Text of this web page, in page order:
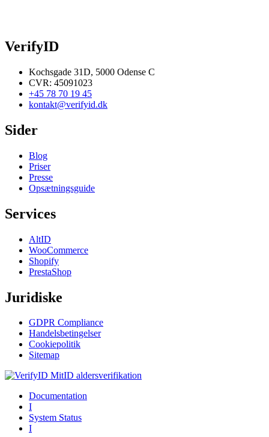
VerifyID
Kochsgade 31D, 5000 Odense C
CVR: 45091023
+45 78 70 19 45
kontakt@verifyid.dk
Sider
Blog
Priser
Presse
Opsætningsguide
Services
AltID
WooCommerce
Shopify
PrestaShop
Juridiske
GDPR Compliance
Handelsbetingelser
Cookiepolitik​
Sitemap
Documentation
I
System Status
I